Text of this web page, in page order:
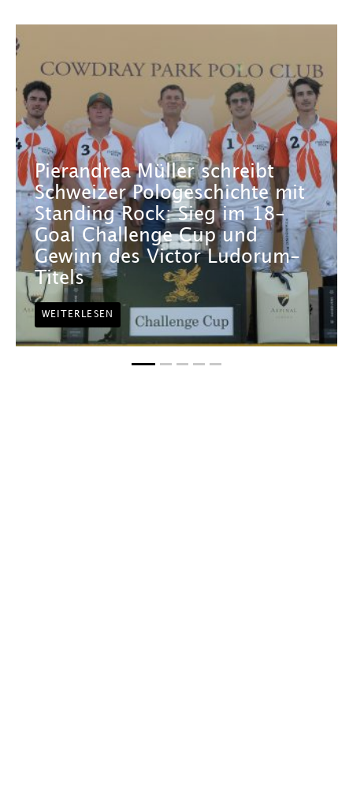
Pierandrea Müller schreibt
Schweizer Pologeschichte mit
Standing Rock: Sieg im 18-
Goal Challenge Cup und
Gewinn des Victor Ludorum-
Titels
WEITERLESEN